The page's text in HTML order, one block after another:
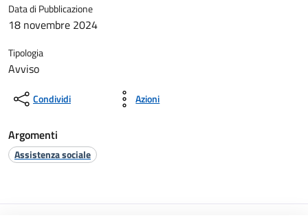
Data di Pubblicazione
18 novembre 2024
Tipologia
Avviso
Condividi Azioni
Argomenti
Assistenza sociale